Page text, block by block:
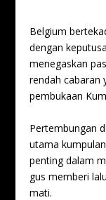
Belgium
dengan
menegaskan
rendah cabaran
pembukaan
Pertembungan
utama
penting dalam
gus memberi
mati.